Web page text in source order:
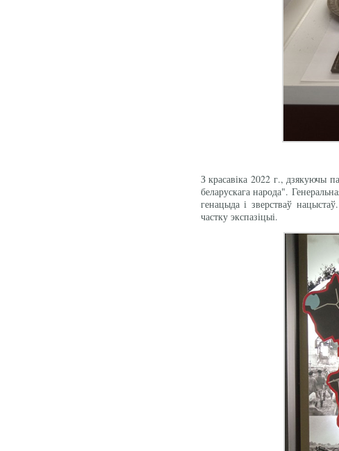
З красавіка 2022 г., дзякуючы
беларускага народа".
генацыда і зверстваў
частку экспазіцыі.